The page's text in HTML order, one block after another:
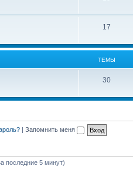
17
ТЕМЫ
30
| Запомнить меня
последние 5 минут)